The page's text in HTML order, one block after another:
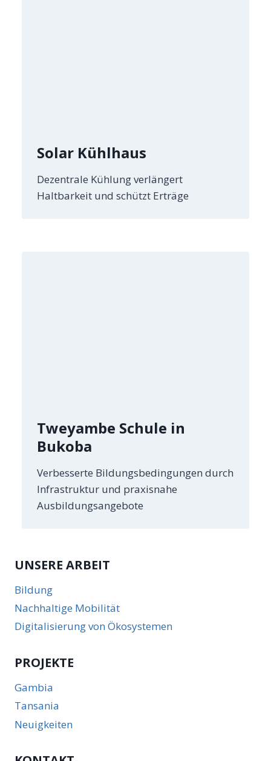
Solar Kühlhaus
Dezentrale Kühlung verlängert
Haltbarkeit und schützt Erträge
Tweyambe Schule in
Bukoba
Verbesserte Bildungsbedingungen durch
Infrastruktur und praxisnahe
Ausbildungsangebote
UNSERE ARBEIT
Bildung
Nachhaltige Mobilität
Digitalisierung von Ökosystemen
PROJEKTE
Gambia
Tansania
Neuigkeiten